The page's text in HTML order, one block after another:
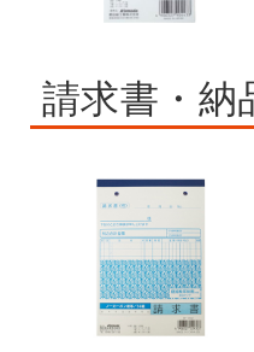
請求書・納